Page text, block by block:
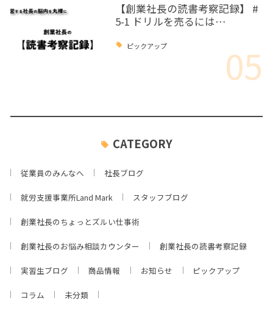
【創業社長の読書考察記録】 #
5-1 ドリルを売るには…
ピックアップ 05
CATEGORY
従業員のみんなへ 社長ブログ
就労支援事業所Land Mark スタッフブログ
創業社長のちょっとズルい仕事術
創業社長のお悩み相談カウンター 創業社長の読書考察記録
実習生ブログ 商品情報 お知らせ ピックアップ
コラム 未分類